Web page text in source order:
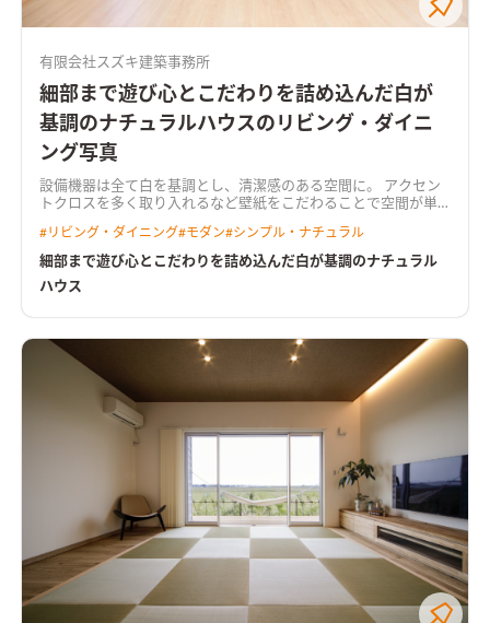
有限会社スズキ建築事務所
細部まで遊び心とこだわりを詰め込んだ白が
基調のナチュラルハウスのリビング・ダイニ
ング写真
設備機器は全て白を基調とし、清潔感のある空間に。 アクセン
トクロスを多く取り入れるなど壁紙をこだわることで空間が単
ッドデッキから外に出ることができ、雨が降った日は畳コーナー
でゆっくりくつろいだり。 生活のしやすさだけではなく収納内
#リビング・ダイニング#モダン#シンプル・ナチュラル
細部まで遊び心とこだわりを詰め込んだ白が基調のナチュラル
ハウス